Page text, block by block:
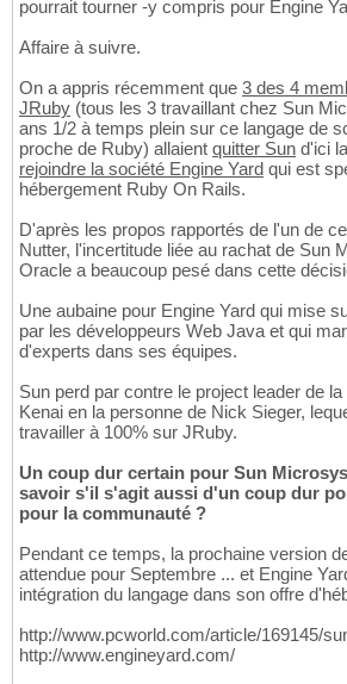
pourrait tourner -y compris pour Engine
Affaire à suivre.
On a appris récemment que 3 des 4
JRuby (tous les 3 travaillant chez Sun
ans 1/2 à temps plein sur ce langage de
proche de Ruby) allaient quitter Sun d'ici
rejoindre la société Engine Yard qui est
hébergement Ruby On Rails.
D'après les propos rapportés de l'un de
Nutter, l'incertitude liée au rachat de Sun
Oracle a beaucoup pesé dans cette
Une aubaine pour Engine Yard qui mise
par les développeurs Web Java et qui
d'experts dans ses équipes.
Sun perd par contre le project leader de
Kenai en la personne de Nick Sieger,
travailler à 100% sur JRuby.
Un coup dur certain pour Sun
savoir s'il s'agit aussi d'un coup dur
pour la communauté ?
Pendant ce temps, la prochaine version
attendue pour Septembre ... et Engine
intégration du langage dans son offre
http://www.pcworld.com/article/169145/
http://www.engineyard.com/